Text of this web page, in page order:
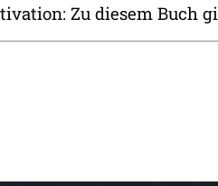
Zu diesem Buch